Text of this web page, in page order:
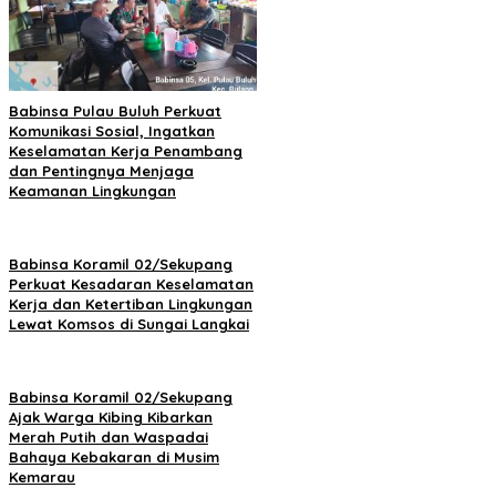
Babinsa Pulau Buluh Perkuat
Komunikasi Sosial, Ingatkan
Keselamatan Kerja Penambang
dan Pentingnya Menjaga
Keamanan Lingkungan
Babinsa Koramil 02/Sekupang
Perkuat Kesadaran Keselamatan
Kerja dan Ketertiban Lingkungan
Lewat Komsos di Sungai Langkai
Babinsa Koramil 02/Sekupang
Ajak Warga Kibing Kibarkan
Merah Putih dan Waspadai
Bahaya Kebakaran di Musim
Kemarau